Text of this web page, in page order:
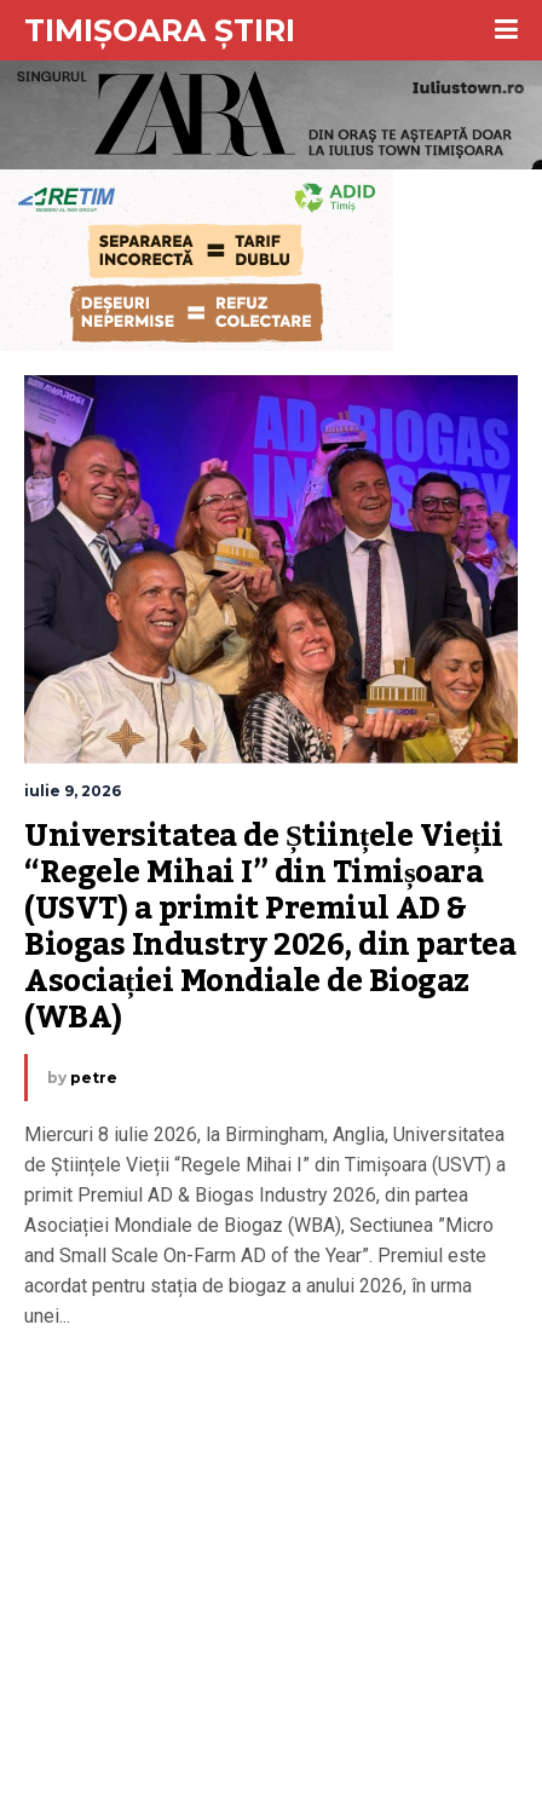
TIMIȘOARA ȘTIRI
iulie 9, 2026
Universitatea de Științele Vieții
“Regele Mihai I” din Timișoara
(USVT) a primit Premiul AD &
Biogas Industry 2026, din partea
Asociației Mondiale de Biogaz
(WBA)
by petre
Miercuri 8 iulie 2026, la Birmingham, Anglia, Universitatea
de Științele Vieții “Regele Mihai I” din Timișoara (USVT) a
primit Premiul AD & Biogas Industry 2026, din partea
Asociației Mondiale de Biogaz (WBA), Sectiunea ”Micro
and Small Scale On-Farm AD of the Year”. Premiul este
acordat pentru stația de biogaz a anului 2026, în urma
unei...